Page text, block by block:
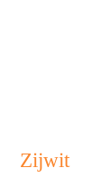
Zijwit